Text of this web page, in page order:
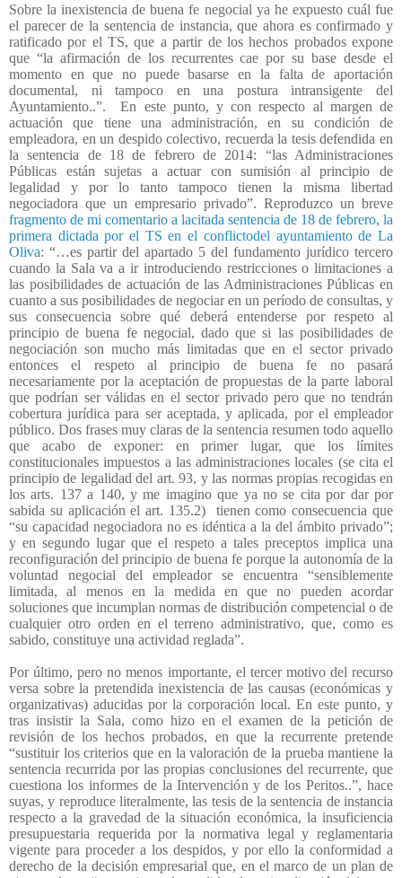
Sobre la inexistencia de buena fe negocial ya he expuesto cuál fue
el parecer de la sentencia de instancia, que ahora es confirmado y
ratificado por el TS, que a partir de los hechos probados expone
que “la afirmación de los recurrentes cae por su base desde el
momento en que no puede basarse en la falta de aportación
documental, ni tampoco en una postura intransigente del
Ayuntamiento..”.
En este punto, y con respecto al margen de
actuación que tiene una administración, en su condición de
empleadora, en un despido colectivo, recuerda la tesis defendida en
la sentencia de 18 de febrero de 2014: “las Administraciones
Públicas están sujetas a actuar con sumisión al principio de
legalidad y por lo tanto tampoco tienen la misma libertad
negociadora que un empresario privado”. Reproduzco un breve
fragmento de mi comentario a lacitada sentencia de 18 de febrero, la
primera dictada por el TS en el conflictodel ayuntamiento de La
Oliva: “…es partir del apartado 5 del fundamento jurídico tercero
cuando la Sala va a ir introduciendo restricciones o limitaciones a
las posibilidades de actuación de las Administraciones Públicas en
cuanto a sus posibilidades de negociar en un período de consultas, y
sus consecuencia sobre qué deberá entenderse por respeto al
principio de buena fe negocial, dado que si las posibilidades de
negociación son mucho más limitadas que en el sector privado
entonces el respeto al principio de buena fe no pasará
necesariamente por la aceptación de propuestas de la parte laboral
que podrían ser válidas en el sector privado pero que no tendrán
cobertura jurídica para ser aceptada, y aplicada, por el empleador
público. Dos frases muy claras de la sentencia resumen todo aquello
que acabo de exponer: en primer lugar, que los límites
constitucionales impuestos a las administraciones locales (se cita el
principio de legalidad del art. 93, y las normas propias recogidas en
los arts. 137 a 140, y me imagino que ya no se cita por dar por
sabida su aplicación el art. 135.2)
tienen como consecuencia que
“su capacidad negociadora no es idéntica a la del ámbito privado”;
y en segundo lugar que el respeto a tales preceptos implica una
reconfiguración del principio de buena fe porque la autonomía de la
voluntad negocial del empleador se encuentra “sensiblemente
limitada, al menos en la medida en que no pueden acordar
soluciones que incumplan normas de distribución competencial o de
cualquier otro orden en el terreno administrativo, que, como es
sabido, constituye una actividad reglada”.
Por último, pero no menos importante, el tercer motivo del recurso
versa sobre la pretendida inexistencia de las causas (económicas y
organizativas) aducidas por la corporación local. En este punto, y
tras insistir la Sala, como hizo en el examen de la petición de
revisión de los hechos probados, en que la recurrente pretende
“sustituir los criterios que en la valoración de la prueba mantiene la
sentencia recurrida por las propias conclusiones del recurrente, que
cuestiona los informes de la Intervención y de los Peritos..”, hace
suyas, y reproduce literalmente, las tesis de la sentencia de instancia
respecto a la gravedad de la situación económica, la insuficiencia
presupuestaria requerida por la normativa legal y reglamentaria
vigente para proceder a los despidos, y por ello la conformidad a
derecho de la decisión empresarial que, en el marco de un plan de